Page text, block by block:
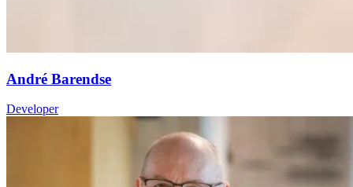
André Barendse
Developer